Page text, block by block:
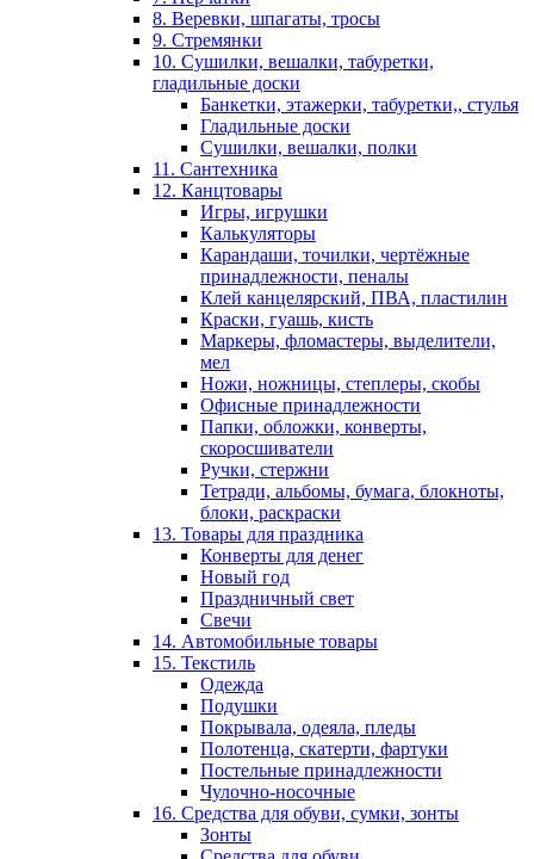
8. Веревки, шпагаты, тросы
9. Стремянки
10. Сушилки, вешалки, табуретки,
гладильные доски
Банкетки, этажерки, табуретки,, стулья
Гладильные доски
Сушилки, вешалки, полки
11. Сантехника
12. Канцтовары
Игры, игрушки
Калькуляторы
Карандаши, точилки, чертёжные
принадлежности, пеналы
Клей канцелярский, ПВА, пластилин
Краски, гуашь, кисть
Маркеры, фломастеры, выделители,
мел
Ножи, ножницы, степлеры, скобы
Офисные принадлежности
Папки, обложки, конверты,
скоросшиватели
Ручки, стержни
Тетради, альбомы, бумага, блокноты,
блоки, раскраски
13. Товары для праздника
Конверты для денег
Новый год
Праздничный свет
Свечи
14. Автомобильные товары
15. Текстиль
Одежда
Подушки
Покрывала, одеяла, пледы
Полотенца, скатерти, фартуки
Постельные принадлежности
Чулочно-носочные
16. Средства для обуви, сумки, зонты
Зонты